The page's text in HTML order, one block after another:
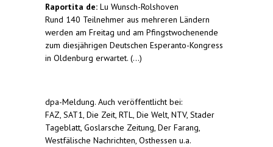
Raportita de: Lu Wunsch-Rolshoven
Rund 140 Teilnehmer aus mehreren Ländern
werden am Freitag und am Pfingstwochenende
zum diesjährigen Deutschen Esperanto-Kongress
in Oldenburg erwartet. (...)
dpa-Meldung. Auch veröffentlicht bei:
FAZ, SAT1, Die Zeit, RTL, Die Welt, NTV, Stader
Tageblatt, Goslarsche Zeitung, Der Farang,
Westfälische Nachrichten, Osthessen u.a.